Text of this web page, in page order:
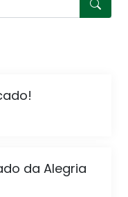
da Alegria